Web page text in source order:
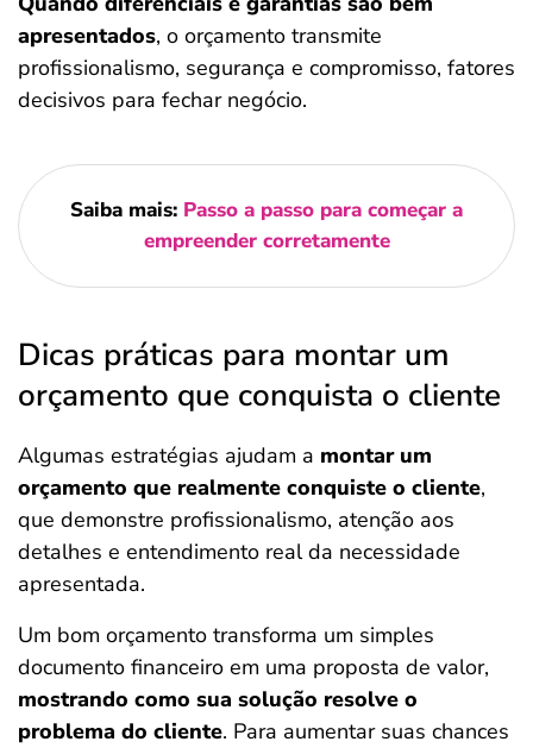
apresentados, o orçamento transmite
profissionalismo, segurança e compromisso, fatores
decisivos para fechar negócio.
Saiba mais: Passo a passo para começar a
empreender corretamente
Dicas práticas para montar um
orçamento que conquista o cliente
Algumas estratégias ajudam a montar um
orçamento que realmente conquiste o cliente,
que demonstre profissionalismo, atenção aos
detalhes e entendimento real da necessidade
apresentada.
Um bom orçamento transforma um simples
documento financeiro em uma proposta de valor,
mostrando como sua solução resolve o
problema do cliente. Para aumentar suas chances